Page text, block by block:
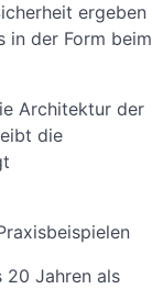
ergeben
in der Form beim
Architektur der
die
20 Jahren als